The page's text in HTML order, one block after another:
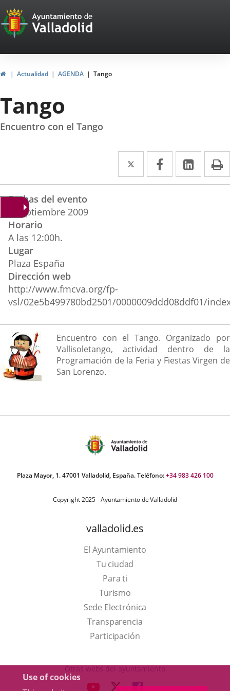
Use of cookies
Portal
Web
del
Ayuntamiento
de
Valladolid
HomeActualidad AGENDA Tango
Tango
Encuentro con el Tango
Twitter
Enlace
a
Facebook
Enlace
a
Enlace
a
evento
Fechas del evento
septiembre 2009
Horario
A las 12:00h.
Lugar
Plaza España
Dirección web
http://www.fmcva.org/fp-
vsl/02e5b499780bd2501/0000009ddd08ddf01/
DescripciónEncuentro con el Tango. Organizado por
Vallisoletango, actividad dentro de la
Programación de la Feria y Fiestas Virgen de
San Lorenzo.
Plaza Mayor, 1. 47001 Valladolid, España. Teléfono:+34 983 426 100
Copyright 2025 - Ayuntamiento de Valladolid
valladolid.es
El Ayuntamiento
Tu ciudad
Para ti
TurismoThis
link
will
open
a
Sede Electrónica
Transparencia
Participación
Otras webs del ayuntamiento
LINK LINKLINK